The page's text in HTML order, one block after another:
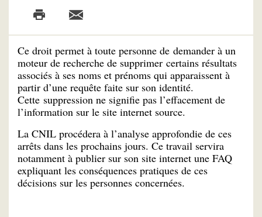
Ce droit permet à toute personne de demander à un
moteur de recherche de supprimer certains résultats
associés à ses noms et prénoms qui apparaissent à
partir d’une requête faite sur son identité.
Cette suppression ne signifie pas l’effacement de
l’information sur le site internet source.
La CNIL procédera à l’analyse approfondie de ces
arrêts dans les prochains jours. Ce travail servira
notamment à publier sur son site internet une FAQ
expliquant les conséquences pratiques de ces
décisions sur les personnes concernées.